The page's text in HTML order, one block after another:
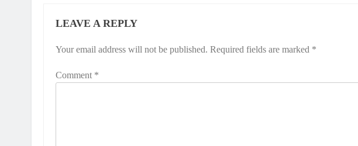
LEAVE A REPLY
Your email address will not be published. Required fields are marked *
Comment *